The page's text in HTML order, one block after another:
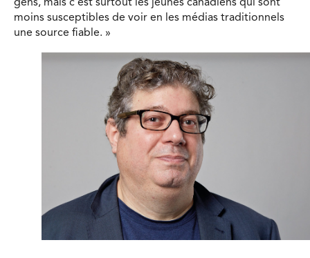
gens, mais c’est surtout les jeunes canadiens qui sont
moins susceptibles de voir en les médias traditionnels
une source fiable. »